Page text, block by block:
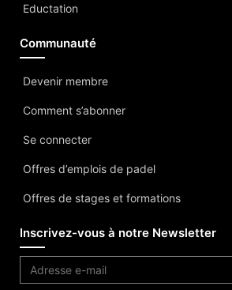
Eductation
Communauté
Devenir membre
Comment s’abonner
Se connecter
Offres d’emplois de padel
Offres de stages et formations
Inscrivez-vous à notre Newsletter